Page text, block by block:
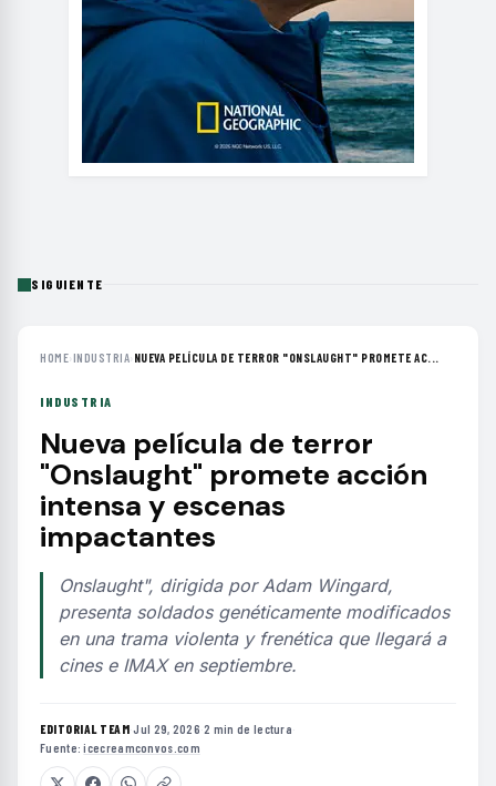
SIGUIENTE
HOME›INDUSTRIA› NUEVA PELÍCULA DE TERROR "ONSLAUGHT" PROMETE AC...
INDUSTRIA
Nueva película de terror
"Onslaught" promete acción
intensa y escenas
impactantes
Onslaught", dirigida por Adam Wingard,
presenta soldados genéticamente modificados
en una trama violenta y frenética que llegará a
cines e IMAX en septiembre.
EDITORIAL TEAM·Jul 29, 2026·2 min de lectura·
Fuente:icecreamconvos.com